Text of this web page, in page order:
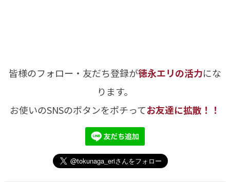
皆様のフォロー・友だち登録が徳永エリの活力にな
ります。
お使いのSNSのボタンをポチってお友達に拡散！！